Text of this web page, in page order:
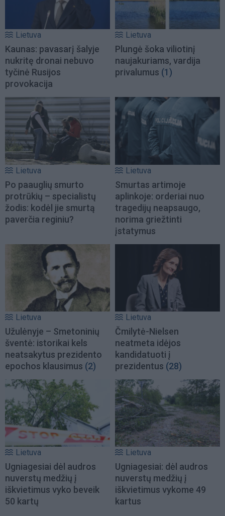
Lietuva
Kaunas: pavasarį šalyje
nukritę dronai nebuvo
tyčinė Rusijos
provokacija
Lietuva
Plungė šoka viliotinį
naujakuriams, vardija
privalumus (1)
Lietuva
Po paauglių smurto
protrūkių – specialistų
žodis: kodėl jie smurtą
paverčia reginiu?
Lietuva
Smurtas artimoje
aplinkoje: orderiai nuo
tragedijų neapsaugo,
norima griežtinti
įstatymus
Lietuva
Užulėnyje – Smetoninių
šventė: istorikai kels
neatsakytus prezidento
epochos klausimus (2)
Lietuva
Čmilytė-Nielsen
neatmeta idėjos
kandidatuoti į
prezidentus (28)
Lietuva
Ugniagesiai dėl audros
nuverstų medžių į
iškvietimus vyko beveik
50 kartų
Lietuva
Ugniagesiai: dėl audros
nuverstų medžių į
iškvietimus vykome 49
kartus